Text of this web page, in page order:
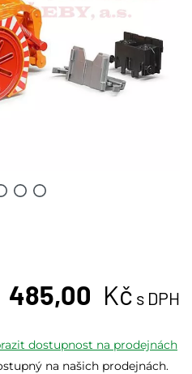
485,00 Kč s DPH
dostupnost na prodejnách
na našich prodejnách.